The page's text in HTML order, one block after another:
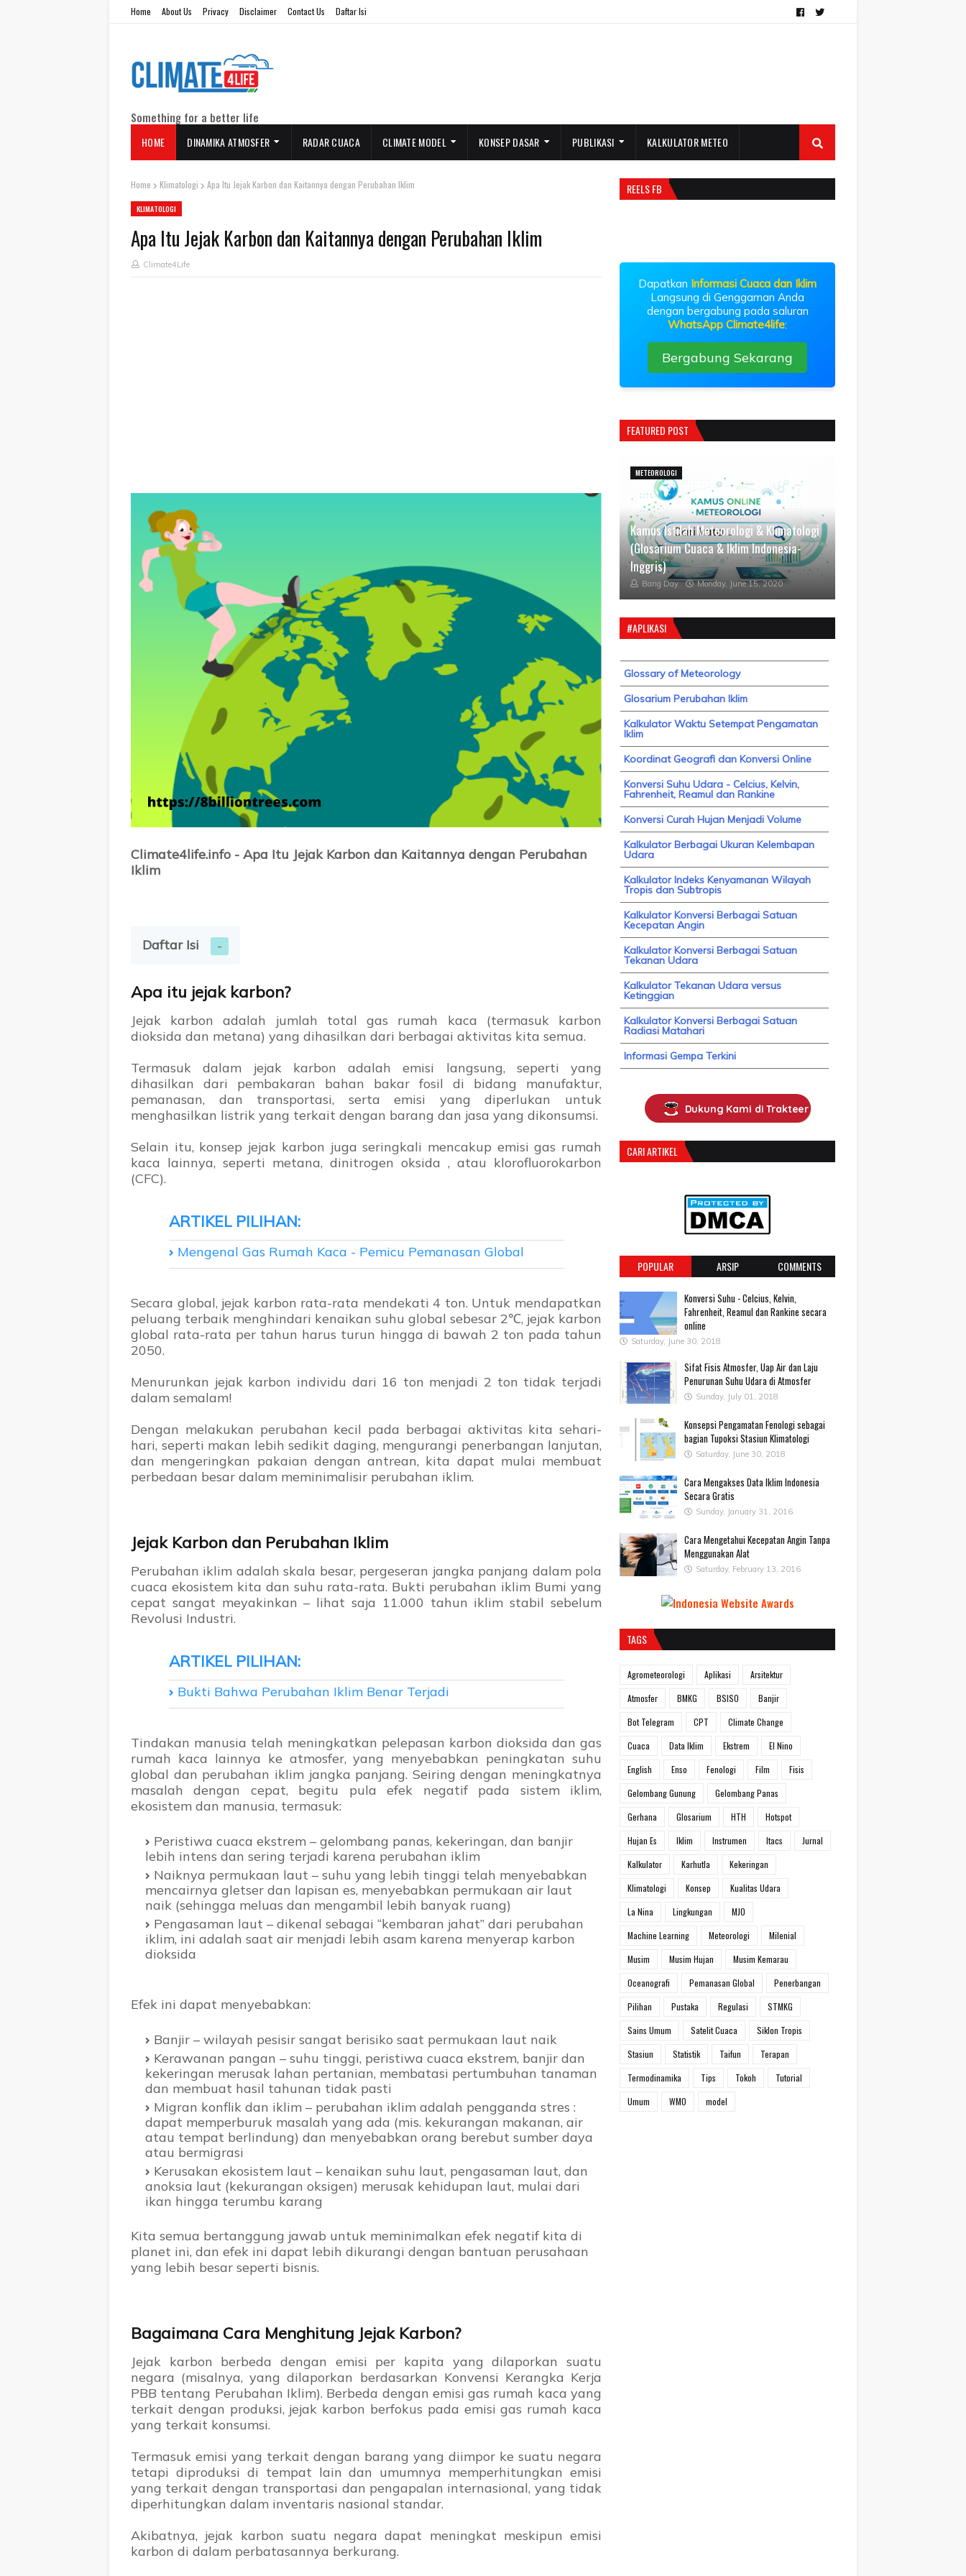
Home About Us Privacy Disclaimer Contact Us Daftar Isi
Something for a better life
HOME DINAMIKA ATMOSFER RADAR CUACA CLIMATE MODEL KONSEP DASAR PUBLIKASI KALKULATOR METEO
Home Klimatologi Apa Itu Jejak Karbon dan Kaitannya dengan Perubahan Iklim
KLIMATOLOGI
Apa Itu Jejak Karbon dan Kaitannya dengan Perubahan Iklim
Climate4Life
Climate4life.info - Apa Itu Jejak Karbon dan Kaitannya dengan Perubahan
Iklim
Daftar Isi
Apa itu jejak karbon?
Jejak karbon adalah jumlah total gas rumah kaca (termasuk karbon
dioksida dan metana) yang dihasilkan dari berbagai aktivitas kita semua.
Termasuk dalam jejak karbon adalah emisi langsung, seperti yang
dihasilkan dari pembakaran bahan bakar fosil di bidang manufaktur,
pemanasan, dan transportasi, serta emisi yang diperlukan untuk
menghasilkan listrik yang terkait dengan barang dan jasa yang dikonsumsi.
Selain itu, konsep jejak karbon juga seringkali mencakup emisi gas rumah
kaca lainnya, seperti metana, dinitrogen oksida , atau klorofluorokarbon
(CFC).
Mengenal Gas Rumah Kaca - Pemicu Pemanasan Global
Secara global, jejak karbon rata-rata mendekati 4 ton. Untuk mendapatkan
peluang terbaik menghindari kenaikan suhu global sebesar 2℃, jejak karbon
global rata-rata per tahun harus turun hingga di bawah 2 ton pada tahun
2050.
Menurunkan jejak karbon individu dari 16 ton menjadi 2 ton tidak terjadi
dalam semalam!
Dengan melakukan perubahan kecil pada berbagai aktivitas kita sehari-
hari, seperti makan lebih sedikit daging, mengurangi penerbangan lanjutan,
dan mengeringkan pakaian dengan antrean, kita dapat mulai membuat
perbedaan besar dalam meminimalisir perubahan iklim.
Jejak Karbon dan Perubahan Iklim
Perubahan iklim adalah skala besar, pergeseran jangka panjang dalam pola
cuaca ekosistem kita dan suhu rata-rata. Bukti perubahan iklim Bumi yang
cepat sangat meyakinkan – lihat saja 11.000 tahun iklim stabil sebelum
Revolusi Industri.
Bukti Bahwa Perubahan Iklim Benar Terjadi
Tindakan manusia telah meningkatkan pelepasan karbon dioksida dan gas
rumah kaca lainnya ke atmosfer, yang menyebabkan peningkatan suhu
global dan perubahan iklim jangka panjang. Seiring dengan meningkatnya
masalah dengan cepat, begitu pula efek negatif pada sistem iklim,
ekosistem dan manusia, termasuk:
Peristiwa cuaca ekstrem – gelombang panas, kekeringan, dan banjir
lebih intens dan sering terjadi karena perubahan iklim
Naiknya permukaan laut – suhu yang lebih tinggi telah menyebabkan
mencairnya gletser dan lapisan es, menyebabkan permukaan air laut
naik (sehingga meluas dan mengambil lebih banyak ruang)
Pengasaman laut – dikenal sebagai “kembaran jahat” dari perubahan
iklim, ini adalah saat air menjadi lebih asam karena menyerap karbon
dioksida
Efek ini dapat menyebabkan:
Banjir – wilayah pesisir sangat berisiko saat permukaan laut naik
Kerawanan pangan – suhu tinggi, peristiwa cuaca ekstrem, banjir dan
kekeringan merusak lahan pertanian, membatasi pertumbuhan tanaman
dan membuat hasil tahunan tidak pasti
Migran konflik dan iklim – perubahan iklim adalah pengganda stres :
dapat memperburuk masalah yang ada (mis. kekurangan makanan, air
atau tempat berlindung) dan menyebabkan orang berebut sumber daya
atau bermigrasi
Kerusakan ekosistem laut – kenaikan suhu laut, pengasaman laut, dan
anoksia laut (kekurangan oksigen) merusak kehidupan laut, mulai dari
ikan hingga terumbu karang
Kita semua bertanggung jawab untuk meminimalkan efek negatif kita di
planet ini, dan efek ini dapat lebih dikurangi dengan bantuan perusahaan
yang lebih besar seperti bisnis.
Bagaimana Cara Menghitung Jejak Karbon?
Jejak karbon berbeda dengan emisi per kapita yang dilaporkan suatu
negara (misalnya, yang dilaporkan berdasarkan Konvensi Kerangka Kerja
PBB tentang Perubahan Iklim). Berbeda dengan emisi gas rumah kaca yang
terkait dengan produksi, jejak karbon berfokus pada emisi gas rumah kaca
yang terkait konsumsi.
Termasuk emisi yang terkait dengan barang yang diimpor ke suatu negara
tetapi diproduksi di tempat lain dan umumnya memperhitungkan emisi
yang terkait dengan transportasi dan pengapalan internasional, yang tidak
diperhitungkan dalam inventaris nasional standar.
Akibatnya, jejak karbon suatu negara dapat meningkat meskipun emisi
karbon di dalam perbatasannya berkurang.
REELS FB
Dapatkan Informasi Cuaca dan Iklim
Langsung di Genggaman Anda
dengan bergabung pada saluran
WhatsApp Climate4life:
Bergabung Sekarang
FEATURED POST
METEOROLOGI
Kamus Istilah Meteorologi & Klimatologi
(Glosarium Cuaca & Iklim Indonesia-
Inggris)
Bang Day Monday, June 15, 2020
#APLIKASI
Glossary of Meteorology
Glosarium Perubahan Iklim
Kalkulator Waktu Setempat Pengamatan
Iklim
Koordinat Geografi dan Konversi Online
Konversi Suhu Udara - Celcius, Kelvin,
Fahrenheit, Reamul dan Rankine
Konversi Curah Hujan Menjadi Volume
Kalkulator Berbagai Ukuran Kelembapan
Udara
Kalkulator Indeks Kenyamanan Wilayah
Tropis dan Subtropis
Kalkulator Konversi Berbagai Satuan
Kecepatan Angin
Kalkulator Konversi Berbagai Satuan
Tekanan Udara
Kalkulator Tekanan Udara versus
Ketinggian
Kalkulator Konversi Berbagai Satuan
Radiasi Matahari
Informasi Gempa Terkini
Dukung Kami di Trakteer
CARI ARTIKEL
POPULAR ARSIP COMMENTS
Konversi Suhu - Celcius, Kelvin,
Fahrenheit, Reamul dan Rankine secara
online
Saturday, June 30, 2018
Sifat Fisis Atmosfer, Uap Air dan Laju
Penurunan Suhu Udara di Atmosfer
Sunday, July 01, 2018
Konsepsi Pengamatan Fenologi sebagai
bagian Tupoksi Stasiun Klimatologi
Saturday, June 30, 2018
Cara Mengakses Data Iklim Indonesia
Secara Gratis
Sunday, January 31, 2016
Cara Mengetahui Kecepatan Angin Tanpa
Menggunakan Alat
Saturday, February 13, 2016
TAGS
Agrometeorologi Aplikasi
Arsitektur
Atmosfer
BMKG BSISO
Banjir
Bot Telegram
CPT
Climate Change
Cuaca
Data Iklim Ekstrem
El Nino
English
Enso Fenologi Film
Fisis
Gelombang Gunung
Gelombang Panas
Gerhana
Glosarium HTH
Hotspot
Hujan Es
Iklim Instrumen Itacs
Jurnal
Kalkulator
Karhutla
Kekeringan
Klimatologi
Konsep
Kualitas Udara
La Nina
Lingkungan
MJO
Machine Learning
Meteorologi
Milenial
Musim
Musim Hujan
Musim Kemarau
Oceanografi
Pemanasan Global
Penerbangan
Pilihan
Pustaka Regulasi
STMKG
Sains Umum
Satelit Cuaca
Siklon Tropis
Stasiun
Statistik Taifun
Terapan
Termodinamika
Tips Tokoh
Tutorial
Umum
WMO model